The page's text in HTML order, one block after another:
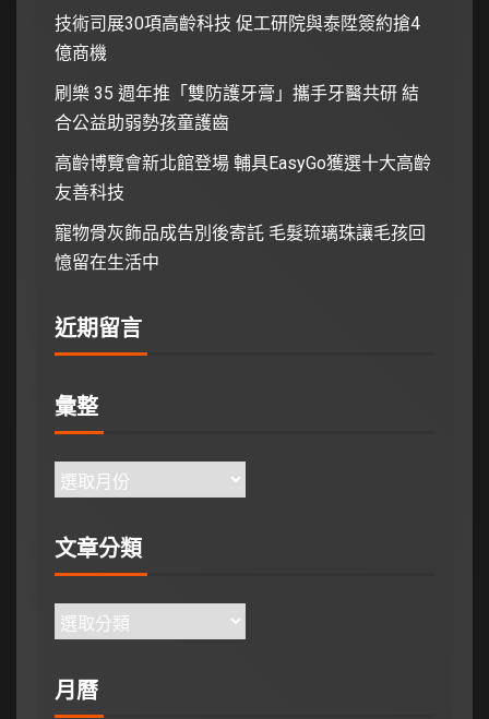
技術司展30項高齡科技 促工研院與泰陞簽約搶4
億商機
刷樂 35 週年推「雙防護牙膏」攜手牙醫共研 結
合公益助弱勢孩童護齒
高齡博覽會新北館登場 輔具EasyGo獲選十大高齡
友善科技
寵物骨灰飾品成告別後寄託 毛髮琉璃珠讓毛孩回
憶留在生活中
近期留言
彙整
文章分類
月曆